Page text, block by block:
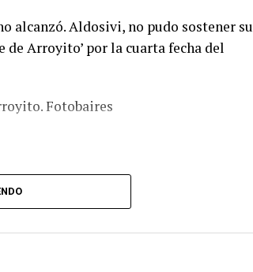
alcanzó. Aldosivi, no pudo sostener su
de Arroyito’ por la cuarta fecha del
Fotobaires